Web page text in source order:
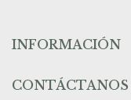
INFORMACIÓN
CONTÁCTANOS